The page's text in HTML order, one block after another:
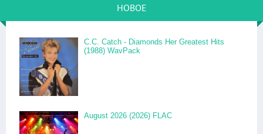
НОВОЕ
C.C. Catch - Diamonds Her Greatest Hits
(1988) WavPack
August 2026 (2026) FLAC